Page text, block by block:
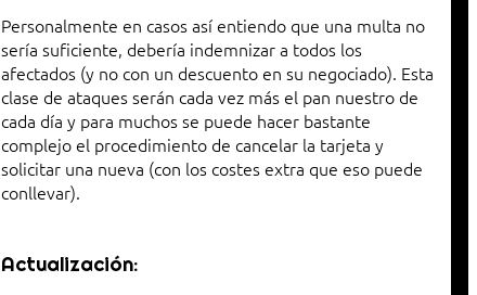
Personalmente en casos así entiendo que una multa no
sería suficiente, debería indemnizar a todos los
afectados (y no con un descuento en su negociado). Esta
clase de ataques serán cada vez más el pan nuestro de
cada día y para muchos se puede hacer bastante
complejo el procedimiento de cancelar la tarjeta y
solicitar una nueva (con los costes extra que eso puede
conllevar).
Actualización: